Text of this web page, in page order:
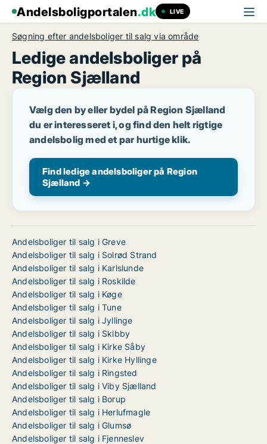
Andelsboligportalen.dk LIVE
Søgning efter andelsboliger til salg via område
Ledige andelsboliger på
Region Sjælland
Vælg den by eller bydel på Region Sjælland
du er interesseret i, og find den helt rigtige
andelsbolig med et par hurtige klik.
Find ledige andelsboliger på Region
Sjælland →
Andelsboliger til salg i Greve
Andelsboliger til salg i Solrød Strand
Andelsboliger til salg i Karlslunde
Andelsboliger til salg i Roskilde
Andelsboliger til salg i Køge
Andelsboliger til salg i Tune
Andelsboliger til salg i Jyllinge
Andelsboliger til salg i Skibby
Andelsboliger til salg i Kirke Såby
Andelsboliger til salg i Kirke Hyllinge
Andelsboliger til salg i Ringsted
Andelsboliger til salg i Viby Sjælland
Andelsboliger til salg i Borup
Andelsboliger til salg i Herlufmagle
Andelsboliger til salg i Glumsø
Andelsboliger til salg i Fjenneslev